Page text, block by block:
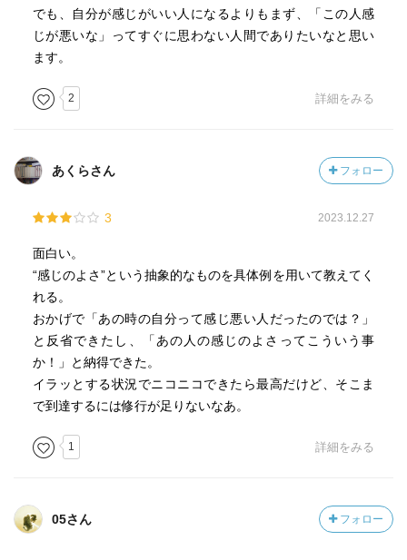
でも、自分が感じがいい人になるよりもまず、「この人感
じが悪いな」ってすぐに思わない人間でありたいなと思い
ます。
2 詳細をみる
あくらさん フォロー
3 2023.12.27
面白い。
“感じのよさ”という抽象的なものを具体例を用いて教えてく
れる。
おかげで「あの時の自分って感じ悪い人だったのでは？」
と反省できたし、「あの人の感じのよさってこういう事
か！」と納得できた。
イラッとする状況でニコニコできたら最高だけど、そこま
で到達するには修行が足りないなあ。
1 詳細をみる
05さん フォロー